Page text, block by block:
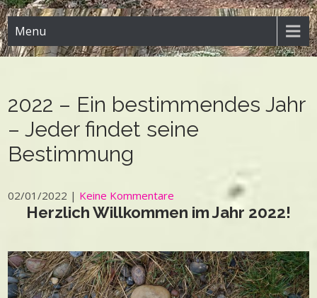
Menu
2022 – Ein bestimmendes Jahr
– Jeder findet seine
Bestimmung
02/01/2022 | Keine Kommentare
Herzlich Willkommen im Jahr 2022!